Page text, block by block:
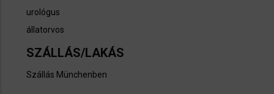
urológus
állatorvos
SZÁLLÁS/LAKÁS
Szállás Münchenben